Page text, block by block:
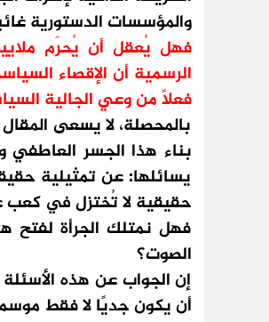
والمؤسسات الدستورية
فهل يُعقل أن يُحرَم
الرسمية أن الإقصاء
فعلاً من وعي الجالية
بالمحصلة، لا يسعى
بناء هذا الجسر العاطفي
يسائلها: عن تمثيلية
حقيقية لا تُختزل في كعب
فهل نمتلك الجرأة
الصوت؟
إن الجواب عن هذه الأسئلة
أن يكون جديًا لا فقط